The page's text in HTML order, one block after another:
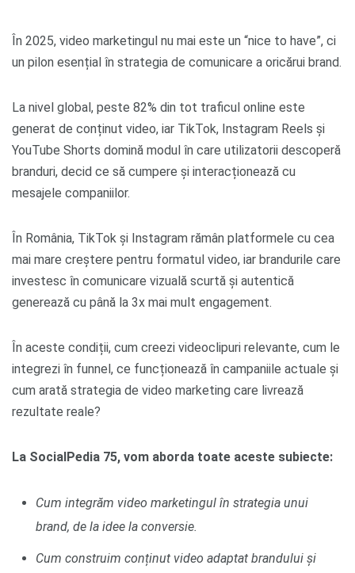
În 2025, video marketingul nu mai este un “nice to have”, ci
un pilon esențial în strategia de comunicare a oricărui brand.
La nivel global, peste 82% din tot traficul online este
generat de conținut video, iar TikTok, Instagram Reels și
YouTube Shorts domină modul în care utilizatorii descoperă
branduri, decid ce să cumpere și interacționează cu
mesajele companiilor.
În România, TikTok și Instagram rămân platformele cu cea
mai mare creștere pentru formatul video, iar brandurile care
investesc în comunicare vizuală scurtă și autentică
generează cu până la 3x mai mult engagement.
În aceste condiții, cum creezi videoclipuri relevante, cum le
integrezi în funnel, ce funcționează în campaniile actuale și
cum arată strategia de video marketing care livrează
rezultate reale?
La SocialPedia 75, vom aborda toate aceste subiecte:
Cum integrăm video marketingul în strategia unui
brand, de la idee la conversie.
Cum construim conținut video adaptat brandului și